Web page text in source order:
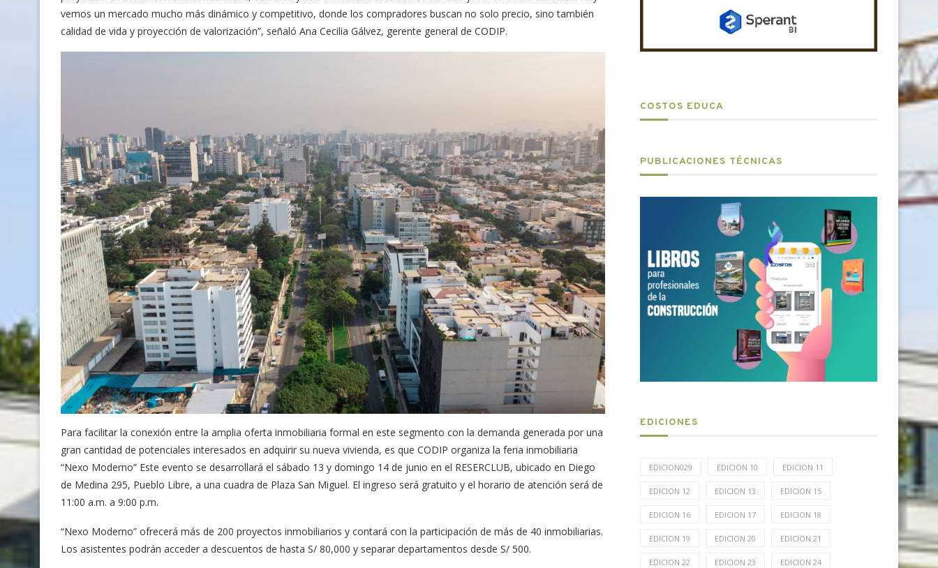
vemos un mercado mucho más dinámico y competitivo, donde los compradores buscan no solo precio, sino también
calidad de vida y proyección de valorización”, señaló Ana Cecilia Gálvez, gerente general de CODIP.
Para facilitar la conexión entre la amplia oferta inmobiliaria formal en este segmento con la demanda generada por una
gran cantidad de potenciales interesados en adquirir su nueva vivienda, es que CODIP organiza la feria inmobiliaria
“Nexo Moderno” Este evento se desarrollará el sábado 13 y domingo 14 de junio en el RESERCLUB, ubicado en Diego
de Medina 295, Pueblo Libre, a una cuadra de Plaza San Miguel. El ingreso será gratuito y el horario de atención será de
11:00 a.m. a 9:00 p.m.
“Nexo Moderno” ofrecerá más de 200 proyectos inmobiliarios y contará con la participación de más de 40 inmobiliarias.
Los asistentes podrán acceder a descuentos de hasta S/ 80,000 y separar departamentos desde S/ 500.
COSTOS EDUCA
PUBLICACIONES TÉCNICAS
EDICIONES
EDICION029 EDICION 10 EDICION 11
EDICION 12 EDICION 13 EDICION 15
EDICION 16 EDICION 17 EDICION 18
EDICION 19 EDICION 20 EDICION 21
EDICION 22 EDICION 23 EDICION 24